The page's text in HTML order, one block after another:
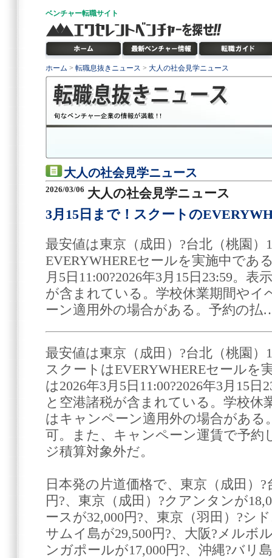
ベンチャー転職サイト
ホーム > 転職息抜きニュース > 大人の社会見学ニュース
大人の社会見学ニュース
2026/03/06 大人の社会見学ニュース
3月15日まで！スクートの
最安値は東京（成田）?台北（桃園）
EVERYWHEREセールを実施中であ
月5日11:00?2026年3月15日23:59。
が含まれている。学校休業期間やイ
ーン適用外の場合がある。予約の払
最安値は東京（成田）?台北（桃園）
スクートはEVERYWHEREセールを
は2026年3月5日11:00?2026年3月15
と空港諸税が含まれている。学校休
はキャンペーン適用外の場合がある
可。また、キャンペーン運賃で予約
ジ積算対象外だ。
日本発の片道価格で、東京（成田）?
円?、東京（成田）?クアンタンが
ースが32,000円?、東京（羽田）?シ
サムイ島が29,500円?、大阪?メルボ
ンガポールが17,000円?、沖縄?バリ